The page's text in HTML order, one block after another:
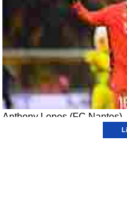
Anthony Lopes (FC Nantes)
Sous contrat jusqu'en juin prochain,
avenir chez les Canaris avant